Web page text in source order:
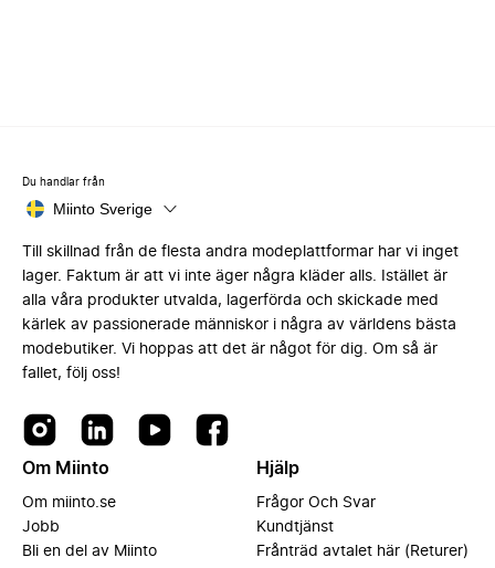
Du handlar från
Miinto Sverige
Till skillnad från de flesta andra modeplattformar har vi inget
lager. Faktum är att vi inte äger några kläder alls. Istället är
alla våra produkter utvalda, lagerförda och skickade med
kärlek av passionerade människor i några av världens bästa
modebutiker. Vi hoppas att det är något för dig. Om så är
fallet, följ oss!
Om Miinto
Om miinto.se
Jobb
Bli en del av Miinto
Hjälp
Frågor Och Svar
Kundtjänst
Frånträd avtalet här (Returer)